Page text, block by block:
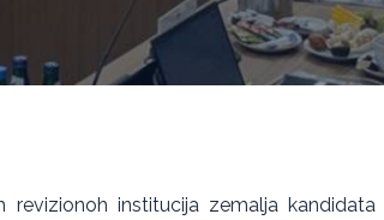
institucija zemalja kandidata